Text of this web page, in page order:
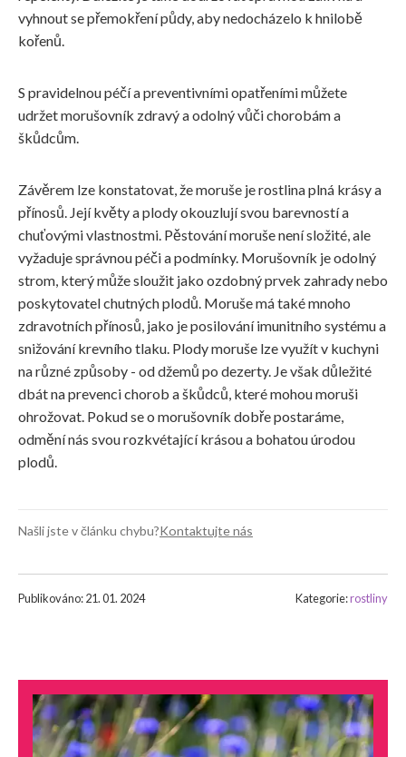
vyhnout se přemokření půdy, aby nedocházelo k hnilobě
kořenů.
S pravidelnou péčí a preventivními opatřeními můžete
udržet morušovník zdravý a odolný vůči chorobám a
škůdcům.
Závěrem lze konstatovat, že moruše je rostlina plná krásy a
přínosů. Její květy a plody okouzlují svou barevností a
chuťovými vlastnostmi. Pěstování moruše není složité, ale
vyžaduje správnou péči a podmínky. Morušovník je odolný
strom, který může sloužit jako ozdobný prvek zahrady nebo
poskytovatel chutných plodů. Moruše má také mnoho
zdravotních přínosů, jako je posilování imunitního systému a
snižování krevního tlaku. Plody moruše lze využít v kuchyni
na různé způsoby - od džemů po dezerty. Je však důležité
dbát na prevenci chorob a škůdců, které mohou moruši
ohrožovat. Pokud se o morušovník dobře postaráme,
odmění nás svou rozkvétající krásou a bohatou úrodou
plodů.
Našli jste v článku chybu?Kontaktujte nás
Publikováno: 21. 01. 2024 Kategorie:rostliny